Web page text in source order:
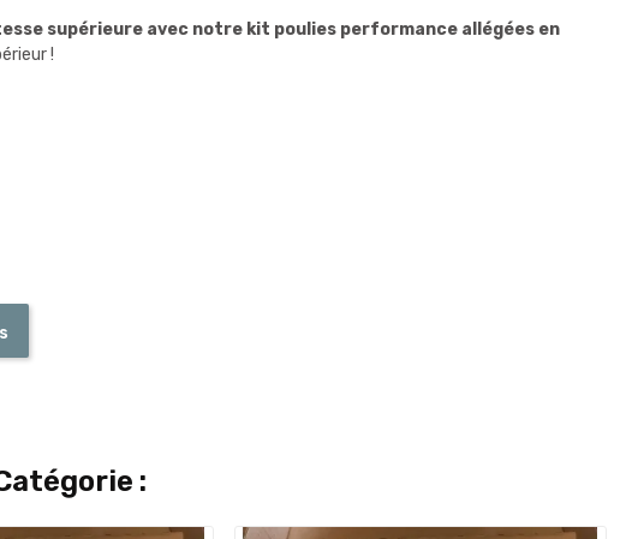
supérieure avec notre kit poulies performance allégées en
!
: